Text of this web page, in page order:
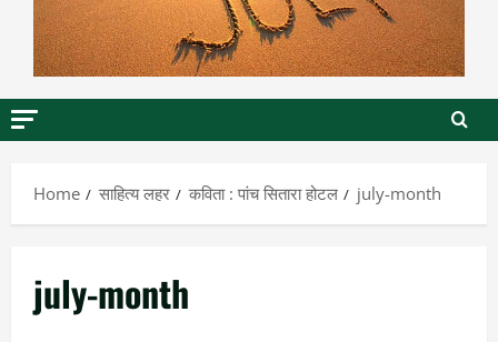
Home साहित्य लहर कविता : पांच सितारा होटल july-month
july-month